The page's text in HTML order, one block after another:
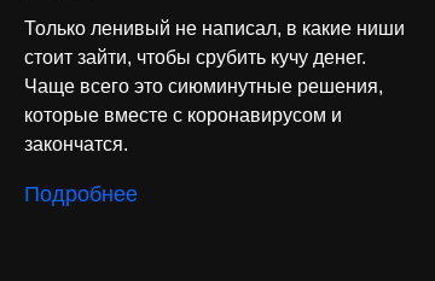
Только ленивый не написал, в какие ниши
стоит зайти, чтобы срубить кучу денег.
Чаще всего это сиюминутные решения,
которые вместе с коронавирусом и
закончатся.
Подробнее